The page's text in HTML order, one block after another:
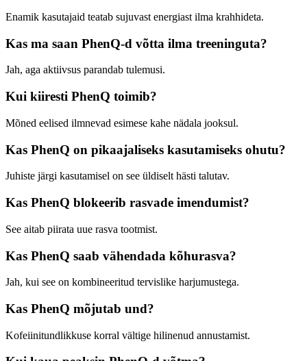
Enamik kasutajaid teatab sujuvast energiast ilma krahhideta.
Kas ma saan PhenQ-d võtta ilma treeninguta?
Jah, aga aktiivsus parandab tulemusi.
Kui kiiresti PhenQ toimib?
Mõned eelised ilmnevad esimese kahe nädala jooksul.
Kas PhenQ on pikaajaliseks kasutamiseks ohutu?
Juhiste järgi kasutamisel on see üldiselt hästi talutav.
Kas PhenQ blokeerib rasvade imendumist?
See aitab piirata uue rasva tootmist.
Kas PhenQ saab vähendada kõhurasva?
Jah, kui see on kombineeritud tervislike harjumustega.
Kas PhenQ mõjutab und?
Kofeiinitundlikkuse korral vältige hilinenud annustamist.